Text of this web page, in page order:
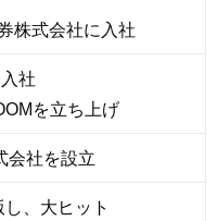
株式会社に入社
社
を立ち上げ
会社を設立
、大ヒット